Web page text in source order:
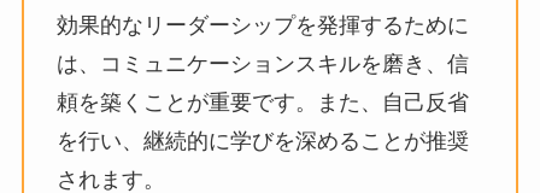
効果的なリーダーシップを発揮するために
は、コミュニケーションスキルを磨き、信
頼を築くことが重要です。また、自己反省
を行い、継続的に学びを深めることが推奨
されます。